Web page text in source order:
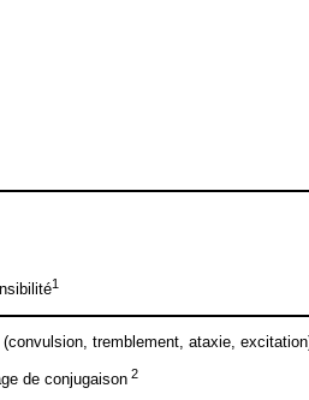
1
(convulsion, tremblement, ataxie,
de conjugaison 2